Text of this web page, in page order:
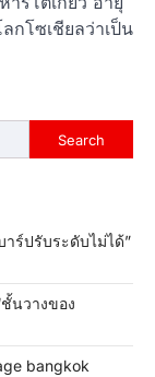
กโซเชียลว่าเป็น
Search
าร์ปรับระดับไม่ได้”
นวางของ
bangkok